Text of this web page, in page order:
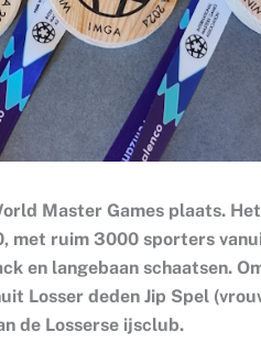
Master Games plaats.
met ruim 3000 sporters
en langebaan schaatsen.
Losser deden Jip Spel
de Losserse ijsclub.